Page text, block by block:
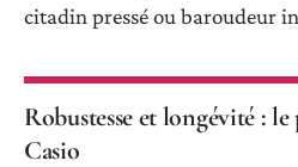
citadin pressé ou baroudeur
Robustesse et longévité :
Casio